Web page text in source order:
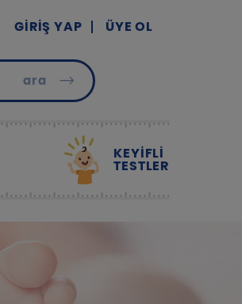
ara
GIRIŞ YAP ÜYE OL
KEYİFLİ
TESTLER